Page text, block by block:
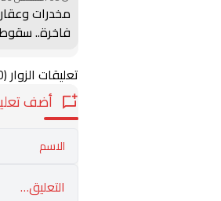
مخدرات
فاخرة..
تعليقات الزوار (0)
أضف